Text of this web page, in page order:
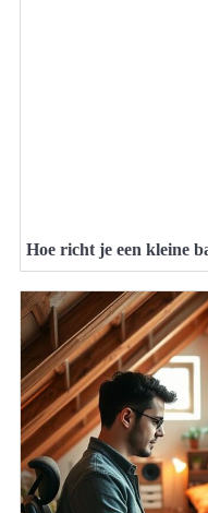
Hoe richt je een kleine